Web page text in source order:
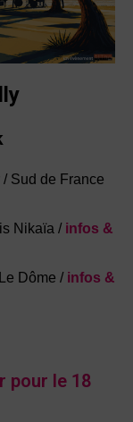
Sud de France
Nikaïa / infos &
Dôme /infos &
pour le 18